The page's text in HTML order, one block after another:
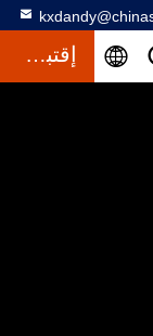
إقتباس